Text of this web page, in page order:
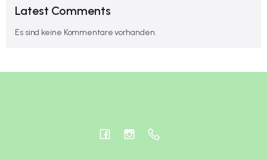
Latest Comments
Es sind keine Kommentare vorhanden.